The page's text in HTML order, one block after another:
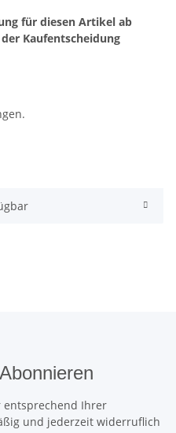
für diesen Artikel ab
Kaufentscheidung
entsprechend Ihrer
und jederzeit widerruflich